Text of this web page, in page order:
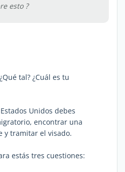
esto ?
¿Qué tal? ¿Cuál es tu
Unidos debes
encontrar una
y tramitar el visado.
estás tres cuestiones: